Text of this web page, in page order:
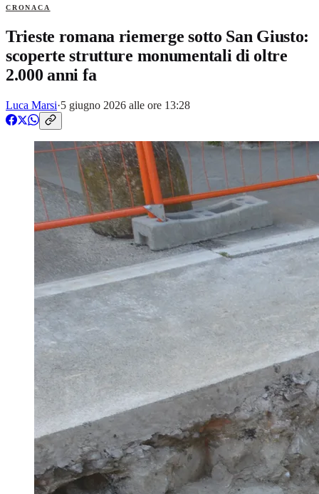
CRONACA
Trieste romana riemerge sotto San Giusto:
scoperte strutture monumentali di oltre
2.000 anni fa
Luca Marsi·5 giugno 2026 alle ore 13:28